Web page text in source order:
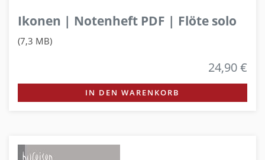
Ikonen | Notenheft PDF | Flöte solo
(7,3 MB)
24,90 €
IN DEN WARENKORB